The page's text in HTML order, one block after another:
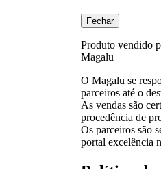
Fechar
Produto vendido
Magalu
O Magalu se
parceiros até o
As vendas são
procedência de
Os parceiros são
portal excelência